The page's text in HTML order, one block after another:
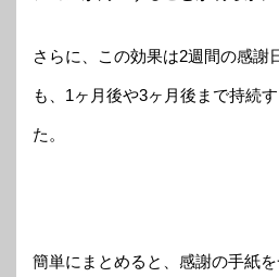
さらに、この効果は2週間の感謝
も、1ヶ月後や3ヶ月後まで持続
た。
簡単にまとめると、感謝の手紙